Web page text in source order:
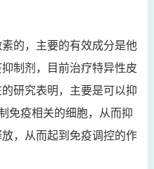
的，主要的有效成分是他
制剂，目前治疗特异性皮
研究表明，主要是可以抑
免疫相关的细胞，从而抑
，从而起到免疫调控的作